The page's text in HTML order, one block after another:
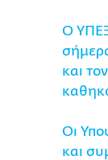
Ο
και
Οι
και